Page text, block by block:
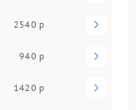
2540 р
940 р
1420 р